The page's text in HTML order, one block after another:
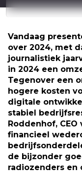
Vandaag
over 2024, met
journalistiek
in 2024 een
Tegenover een
hogere kosten
digitale
stabiel
Roddenhof, CEO
financieel
de bijzonder
radiozenders en